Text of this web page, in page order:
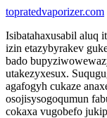
topratedvaporizer.com
Isibatahaxusabil aluq
izin etazybyrakev
bado
utakezyxesux.
agafogyh cukaze
osojisysogoqumun
cokaxa vugobefo